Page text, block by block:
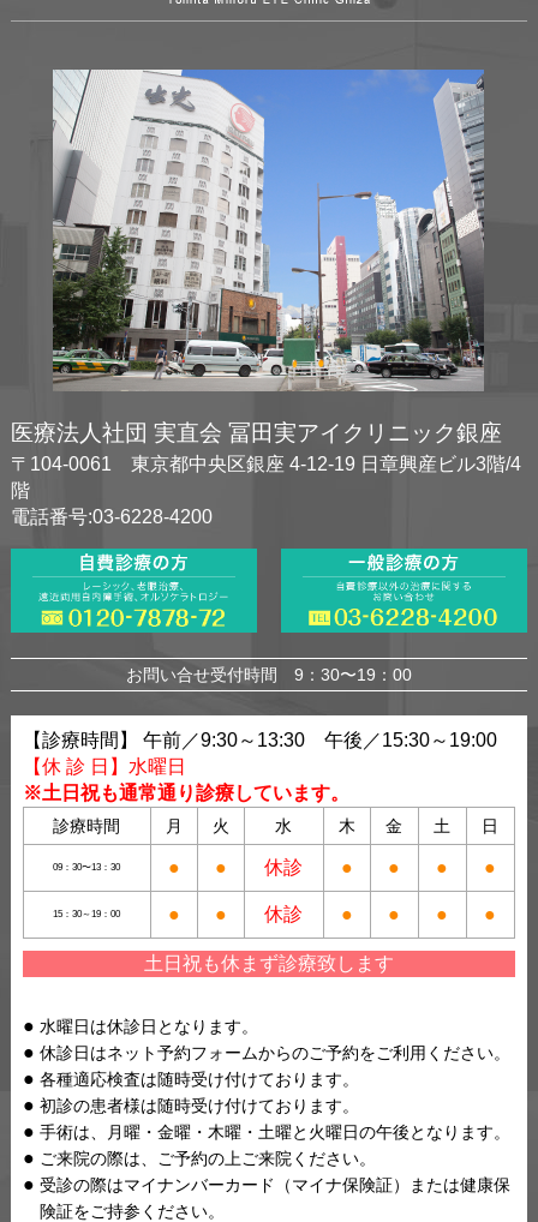
医療法人社団 実直会 冨田実アイクリニック銀座
〒104-0061 東京都中央区銀座 4-12-19 日章興産ビル3階/4
階
電話番号:03-6228-4200
お問い合せ受付時間 9：30〜19：00
【診療時間】 午前／9:30～13:30 午後／15:30～19:00
【休 診 日】水曜日
※土日祝も通常通り診療しています。
診療時間 月 火 水 木 金 土 日
09：30〜13：30 ● ● 休診 ● ● ● ●
15：30～19：00 ● ● 休診 ● ● ● ●
土日祝も休まず診療致します
水曜日は休診日となります。
休診日はネット予約フォームからのご予約をご利用ください。
各種適応検査は随時受け付けております。
初診の患者様は随時受け付けております。
手術は、月曜・金曜・木曜・土曜と火曜日の午後となります。
ご来院の際は、ご予約の上ご来院ください。
受診の際はマイナンバーカード（マイナ保険証）または健康保
険証をご持参ください。